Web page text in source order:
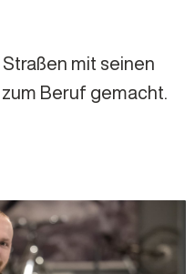
mit seinen
Beruf gemacht.